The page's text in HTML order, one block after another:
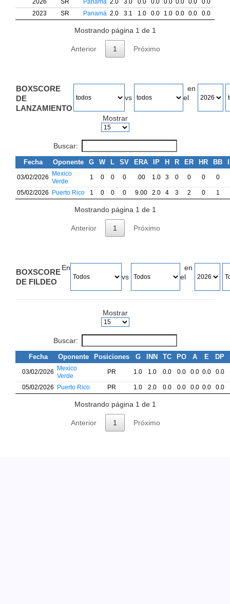
2026 SR Panamá 2.0 3.0 0.0 0.0 0.0 0.0 0.0 0.0
2023
SR Panamá 2.0 3.1 1.0 0.0 1.0 0.0 0.0 0.0
Mostrando página 1 de 1
Anterior 1 Próximo
BOXSCORE
DE
LANZAMIENTO
vs
en
el
Mostrar
Buscar:
Fecha Oponente G W L SV ERA IP H R ER HR BB
03/02/2026
Mexico
Verde
1 0 0 0 .00 1.0 3 0 0 0 0
05/02/2026 Puerto Rico 1 0 0 0 9.00 2.0 4 3 2 0 1
Mostrando página 1 de 1
Anterior 1 Próximo
BOXSCORE
DE FILDEO
En
vs
en
el
Mostrar
Buscar:
Fecha Oponente Posiciones G INN TC PO A E DP
03/02/2026
Mexico
Verde
PR 1.0 1.0 0.0 0.0 0.0 0.0 0.0
05/02/2026 Puerto Rico PR 1.0 2.0 0.0 0.0 0.0 0.0 0.0
Mostrando página 1 de 1
Anterior 1 Próximo